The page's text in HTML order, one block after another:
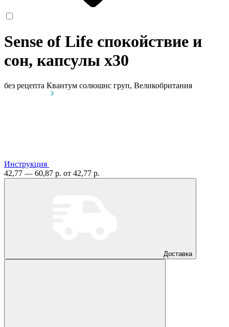
Sense of Life спокойствие и
сон, капсулы x30
без рецепта Квантум солюшнс груп, Великобритания
Инструкция
42,77 — 60,87 р. от 42,77 р.
Доставка